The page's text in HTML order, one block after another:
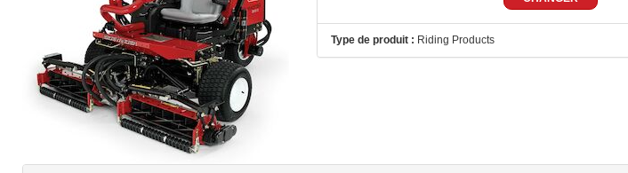
Type de produit : Riding Products